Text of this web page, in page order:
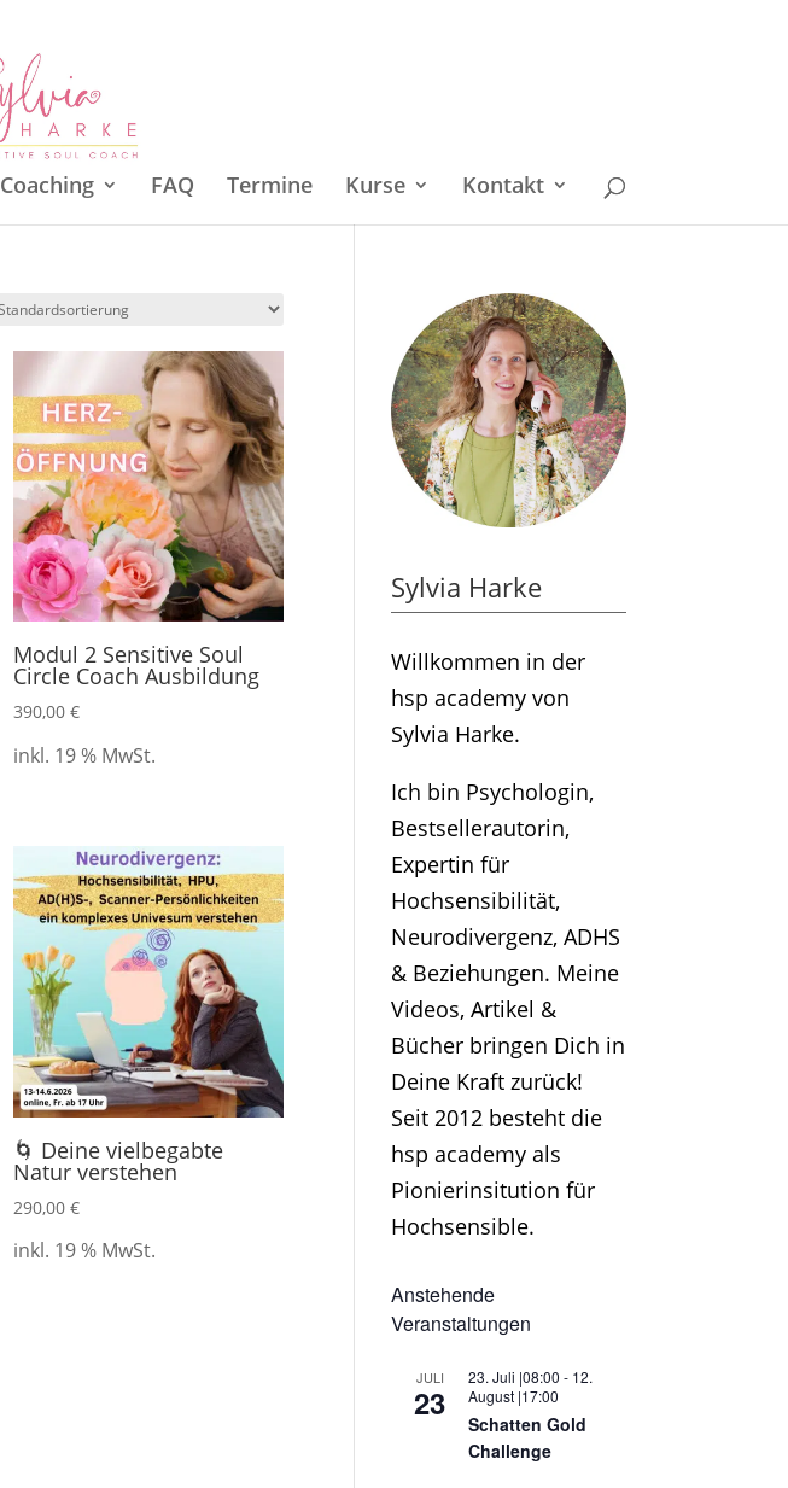
Coaching FAQ Termine Kurse Kontakt
Modul 2 Sensitive Soul
Circle Coach Ausbildung
390,00 €
inkl. 19 % MwSt.
🌀 Deine vielbegabte
Natur verstehen
290,00 €
inkl. 19 % MwSt.
Sylvia Harke
Willkommen in der
hsp academy von
Sylvia Harke.
Ich bin Psychologin,
Bestsellerautorin,
Expertin für
Hochsensibilität,
Neurodivergenz, ADHS
& Beziehungen. Meine
Videos, Artikel &
Bücher bringen Dich in
Deine Kraft zurück!
Seit 2012 besteht die
hsp academy als
Pionierinsitution für
Hochsensible.
Anstehende
Veranstaltungen
JULI
23
23. Juli |08:00 - 12.
August |17:00
Schatten Gold
Challenge